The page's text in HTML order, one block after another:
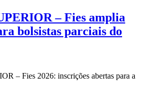
– Fies amplia
bolsistas parciais do